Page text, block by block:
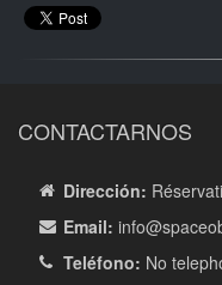
CONTACTARNOS
Dirección:
Email: info
Teléfono: No